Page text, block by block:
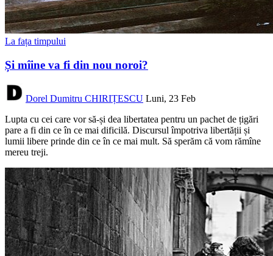
La fața timpului
Și mîine va fi din nou noroi?
Dorel Dumitru CHIRIȚESCU Luni, 23 Feb
Lupta cu cei care vor să-și dea libertatea pentru un pachet de țigări
pare a fi din ce în ce mai dificilă. Discursul împotriva libertății și
lumii libere prinde din ce în ce mai mult. Să sperăm că vom rămîne
mereu treji.